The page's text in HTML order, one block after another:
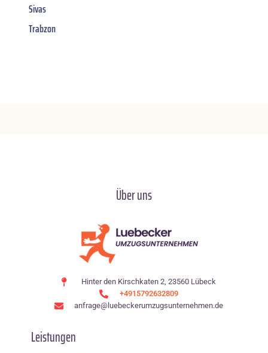
Sivas
Trabzon
Über uns
Hinter den Kirschkaten 2, 23560 Lübeck
+4915792632809
anfrage@luebeckerumzugsunternehmen.de
Leistungen